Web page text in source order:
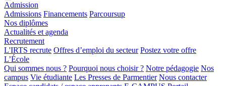
Admission
Admissions Financements Parcoursup
Nos diplômes
Actualités et agenda
Recrutement
L'IRTS recrute Offres d’emploi du secteur Postez votre offre
L’École
Qui sommes nous ? Pourquoi nous choisir ? Notre pédagogie Nos
campus Vie étudiante Les Presses de Parmentier Nous contacter